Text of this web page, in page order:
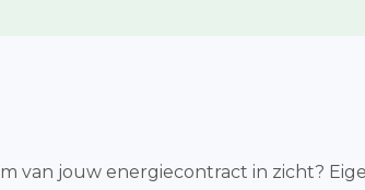
van jouw energiecontract in zicht?